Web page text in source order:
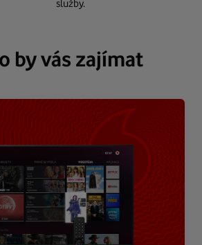
služby.
by vás zajímat